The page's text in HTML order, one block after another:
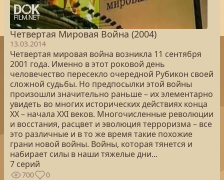
Четвертая Мировая Война (2004)
13.03.2014
Четвертая мировая война возникла 11 сентября
2001 года. Именно в этот роковой день
человечество пересекло очередной Рубикон своей
сложной судьбы. Но предпосылки этой войны
произошли значительно раньше – их элементарно
увидеть во многих исторических действиях конца
XX – начала XXI веков. Многочисленные революции
и восстания, расцвет и эволюция терроризма – все
это различные и в то же время такие похожие
грани новой войны. Войны, которая тянется и
набирает силы в наши тяжелые дни...
7 серий
700 0